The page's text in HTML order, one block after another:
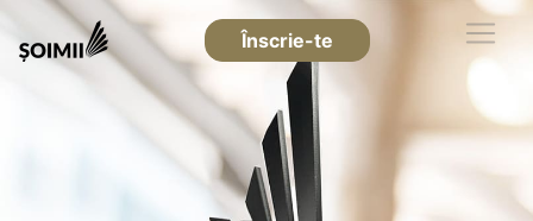
Înscrie-te